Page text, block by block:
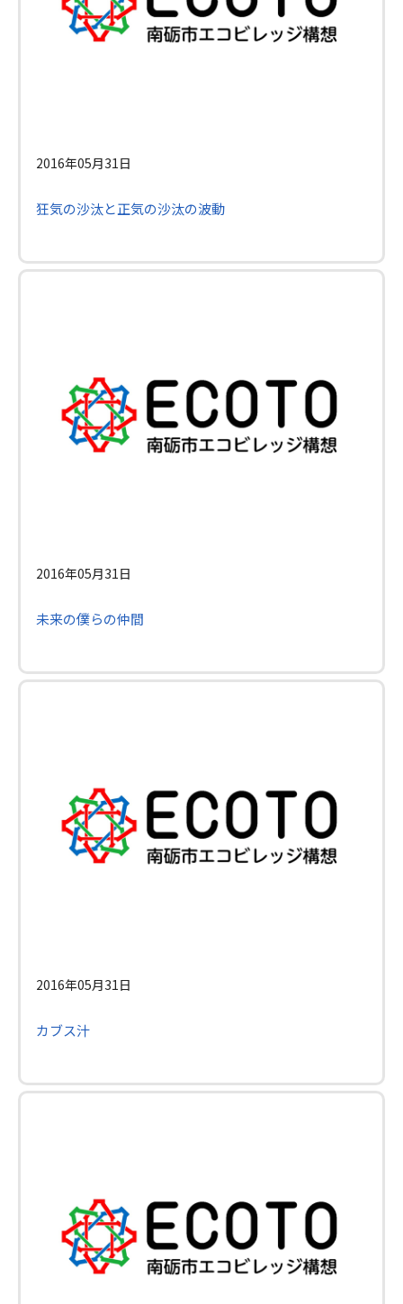
2016年05月31日
狂気の沙汰と正気の沙汰の波動
2016年05月31日
未来の僕らの仲間
2016年05月31日
カブス汁